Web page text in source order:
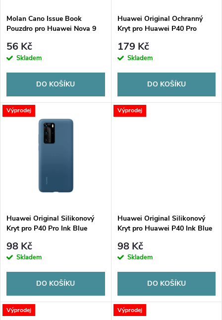
p
r
o
d
s
p
r
d
ů
Molan Cano Issue Book
Pouzdro pro Huawei Nova 9
56 Kč
Skladem
DO KOŠÍKU
Huawei Original Ochranný
Kryt pro Huawei P40 Pro
179 Kč
Skladem
DO KOŠÍKU
Výprodej
Huawei Original Silikonový
Kryt pro P40 Pro Ink Blue
98 Kč
Skladem
DO KOŠÍKU
Výprodej
Huawei Original Silikonový
Kryt pro Huawei P40 Ink Blue
98 Kč
Skladem
DO KOŠÍKU
Výprodej Výprodej